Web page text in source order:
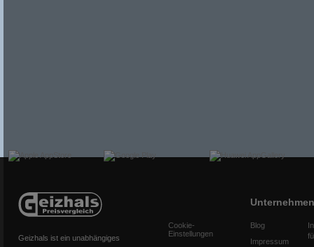
Geizhals ist ein unabhängiges
Cookie-
Einstellungen
Unternehmen
Blog
Impressum